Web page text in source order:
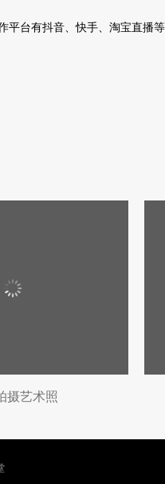
台有抖音、快手、淘宝直播
摄艺术照